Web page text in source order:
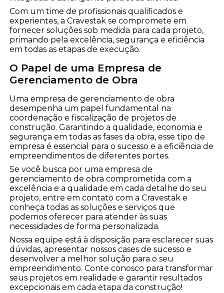
Com um time de profissionais qualificados e
experientes, a Cravestak se compromete em
fornecer soluções sob medida para cada projeto,
primando pela excelência, segurança e eficiência
em todas as etapas de execução.
O Papel de uma Empresa de
Gerenciamento de Obra
Uma empresa de gerenciamento de obra
desempenha um papel fundamental na
coordenação e fiscalização de projetos de
construção. Garantindo a qualidade, economia e
segurança em todas as fases da obra, esse tipo de
empresa é essencial para o sucesso e a eficiência de
empreendimentos de diferentes portes.
Se você busca por uma empresa de
gerenciamento de obra comprometida com a
excelência e a qualidade em cada detalhe do seu
projeto, entre em contato com a Cravestak e
conheça todas as soluções e serviços que
podemos oferecer para atender às suas
necessidades de forma personalizada.
Nossa equipe está à disposição para esclarecer suas
dúvidas, apresentar nossos cases de sucesso e
desenvolver a melhor solução para o seu
empreendimento. Conte conosco para transformar
seus projetos em realidade e garantir resultados
excepcionais em cada etapa da construção!